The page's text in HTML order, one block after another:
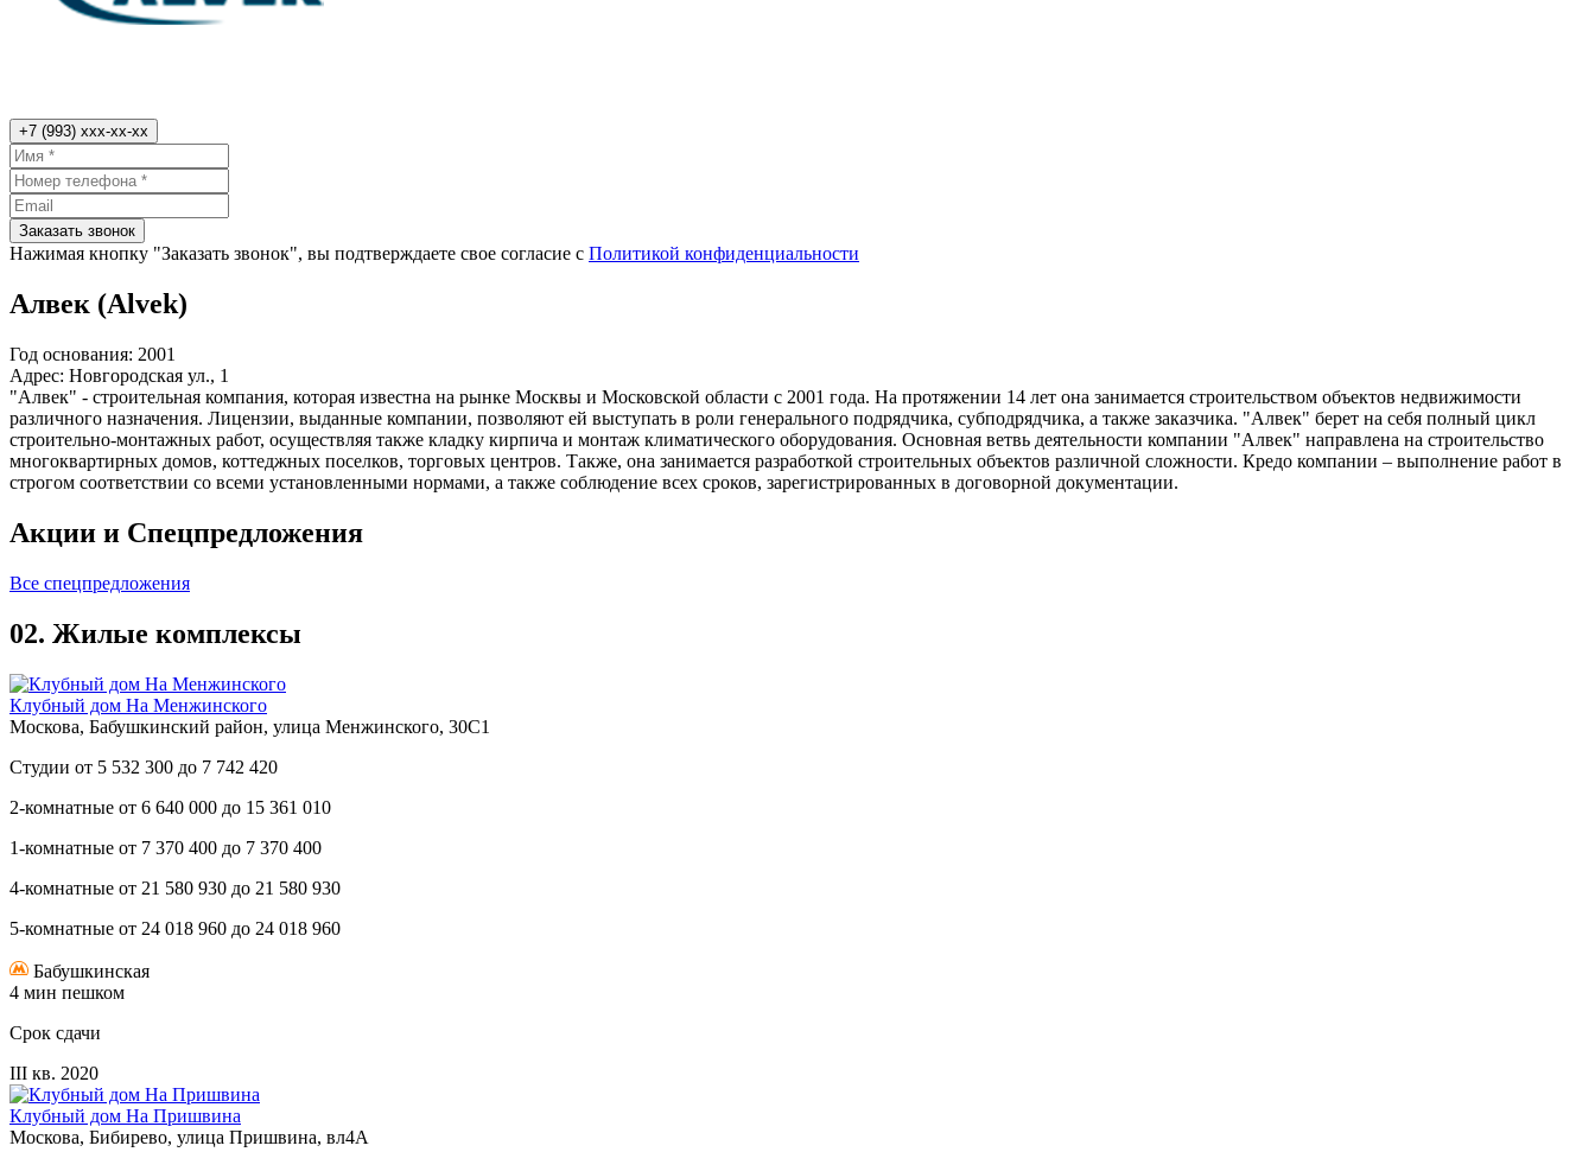
+7 (993) xxx-xx-xx
Заказать звонок
Нажимая кнопку "Заказать звонок", вы подтверждаете свое согласие с Политикой конфиденциальности
Алвек (Alvek)
Год основания: 2001
Адрес: Новгородская ул., 1
"Алвек" - строительная компания, которая известна на рынке Москвы и Московской области с 2001 года. На протяжении 14 лет она занимается строительством объектов недвижимости
различного назначения. Лицензии, выданные компании, позволяют ей выступать в роли генерального подрядчика, субподрядчика, а также заказчика. "Алвек" берет на себя полный цикл
строительно-монтажных работ, осуществляя также кладку кирпича и монтаж климатического оборудования. Основная ветвь деятельности компании "Алвек" направлена на строительство
многоквартирных домов, коттеджных поселков, торговых центров. Также, она занимается разработкой строительных объектов различной сложности. Кредо компании – выполнение работ в
строгом соответствии со всеми установленными нормами, а также соблюдение всех сроков, зарегистрированных в договорной документации.
Акции и Спецпредложения
Все спецпредложения
02. Жилые комплексы
Клубный дом На Менжинского
Москова, Бабушкинский район, улица Менжинского, 30С1
Студии от 5 532 300 до 7 742 420
2-комнатные от 6 640 000 до 15 361 010
1-комнатные от 7 370 400 до 7 370 400
4-комнатные от 21 580 930 до 21 580 930
5-комнатные от 24 018 960 до 24 018 960
Бабушкинская
4 мин пешком
Срок сдачи
III кв. 2020
Клубный дом На Пришвина
Москова, Бибирево, улица Пришвина, вл4А